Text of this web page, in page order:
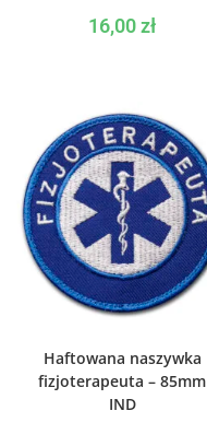
16,00zł
Haftowana naszywka
fizjoterapeuta – 85mm
IND